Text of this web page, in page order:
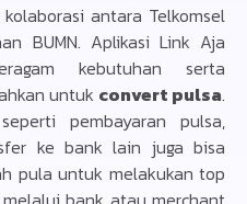
antara Telkomsel
BUMN. Aplikasi Link Aja
kebutuhan serta
untuk convert pulsa.
pembayaran pulsa,
ke bank lain juga bisa
pula untuk melakukan top